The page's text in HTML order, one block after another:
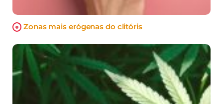
Zonas mais erógenas do clitóris